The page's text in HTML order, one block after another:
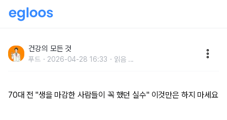
하지 마세요.
건강의 모든 것
푸드 2026-04-28 16:33 읽음 ...
70대 전 "생을 마감한 사람들이 꼭 했던 실수" 이것만은 하지 마세요